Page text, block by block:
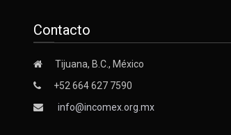
Contacto
Tijuana, B.C., México
+52 664 627 7590
info@incomex.org.mx